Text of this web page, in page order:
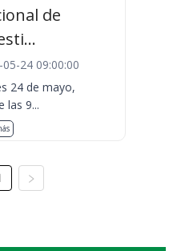
de
05-24 09:00:00
24 de mayo,
las 9...